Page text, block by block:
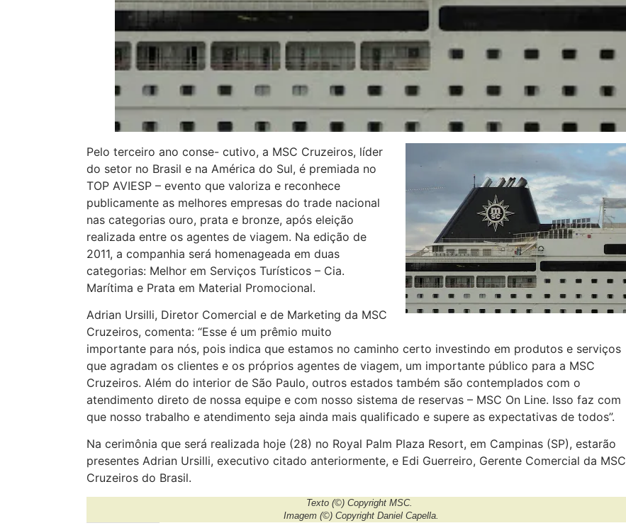
Pelo terceiro ano conse- cutivo, a MSC Cruzeiros, líder
do setor no Brasil e na América do Sul, é premiada no
TOP AVIESP – evento que valoriza e reconhece
publicamente as melhores empresas do trade nacional
nas categorias ouro, prata e bronze, após eleição
realizada entre os agentes de viagem. Na edição de
2011, a companhia será homenageada em duas
categorias: Melhor em Serviços Turísticos – Cia.
Marítima e Prata em Material Promocional.
Adrian Ursilli, Diretor Comercial e de Marketing da MSC
Cruzeiros, comenta: “Esse é um prêmio muito
importante para nós, pois indica que estamos no caminho certo investindo em produtos e serviços
que agradam os clientes e os próprios agentes de viagem, um importante público para a MSC
Cruzeiros. Além do interior de São Paulo, outros estados também são contemplados com o
atendimento direto de nossa equipe e com nosso sistema de reservas – MSC On Line. Isso faz com
que nosso trabalho e atendimento seja ainda mais qualificado e supere as expectativas de todos”.
Na cerimônia que será realizada hoje (28) no Royal Palm Plaza Resort, em Campinas (SP), estarão
presentes Adrian Ursilli, executivo citado anteriormente, e Edi Guerreiro, Gerente Comercial da MSC
Cruzeiros do Brasil.
Texto (©) Copyright MSC.
Imagem (©) Copyright Daniel Capella.